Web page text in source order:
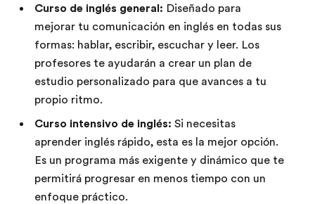
Curso de inglés general: Diseñado para
mejorar tu comunicación en inglés en todas sus
formas: hablar, escribir, escuchar y leer. Los
profesores te ayudarán a crear un plan de
estudio personalizado para que avances a tu
propio ritmo.
Curso intensivo de inglés: Si necesitas
aprender inglés rápido, esta es la mejor opción.
Es un programa más exigente y dinámico que te
permitirá progresar en menos tiempo con un
enfoque práctico.